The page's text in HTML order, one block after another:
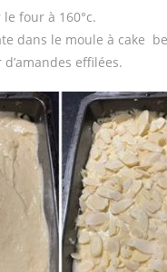
four à 160°c.
dans le moule à cake
effilées.